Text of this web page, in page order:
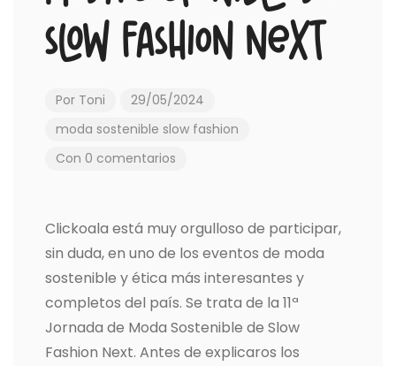
Slow Fashion Next
Por Toni
29/05/2024
moda sostenible slow fashion
Con 0 comentarios
Clickoala está muy orgulloso de participar,
sin duda, en uno de los eventos de moda
sostenible y ética más interesantes y
completos del país. Se trata de la 11ª
Jornada de Moda Sostenible de Slow
Fashion Next. Antes de explicaros los